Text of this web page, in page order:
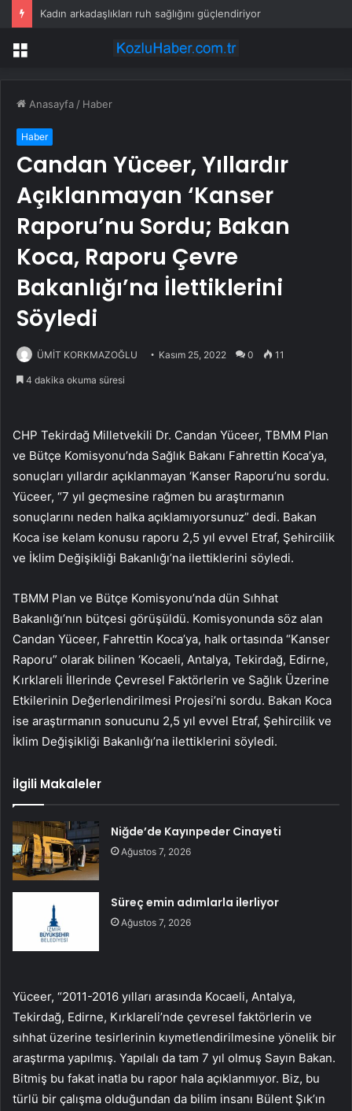
Kadın arkadaşlıkları ruh sağlığını güçlendiriyor
Menü
Anasayfa / Haber
Haber
Candan Yüceer, Yıllardır
Açıklanmayan ‘Kanser
Raporu’nu Sordu; Bakan
Koca, Raporu Çevre
Bakanlığı’na İlettiklerini
Söyledi
ÜMİT KORKMAZOĞLU Kasım 25, 2022 0 11
4 dakika okuma süresi
CHP Tekirdağ Milletvekili Dr. Candan Yüceer, TBMM Plan
ve Bütçe Komisyonu’nda Sağlık Bakanı Fahrettin Koca’ya,
sonuçları yıllardır açıklanmayan ‘Kanser Raporu’nu sordu.
Yüceer, “7 yıl geçmesine rağmen bu araştırmanın
sonuçlarını neden halka açıklamıyorsunuz” dedi. Bakan
Koca ise kelam konusu raporu 2,5 yıl evvel Etraf, Şehircilik
ve İklim Değişikliği Bakanlığı’na ilettiklerini söyledi.
TBMM Plan ve Bütçe Komisyonu’nda dün Sıhhat
Bakanlığı’nın bütçesi görüşüldü. Komisyonunda söz alan
Candan Yüceer, Fahrettin Koca’ya, halk ortasında “Kanser
Raporu” olarak bilinen ‘Kocaeli, Antalya, Tekirdağ, Edirne,
Kırklareli İllerinde Çevresel Faktörlerin ve Sağlık Üzerine
Etkilerinin Değerlendirilmesi Projesi’ni sordu. Bakan Koca
ise araştırmanın sonucunu 2,5 yıl evvel Etraf, Şehircilik ve
İklim Değişikliği Bakanlığı’na ilettiklerini söyledi.
İlgili Makaleler
Niğde’de Kayınpeder Cinayeti
Ağustos 7, 2026
Süreç emin adımlarla ilerliyor
Ağustos 7, 2026
Yüceer, “2011-2016 yılları arasında Kocaeli, Antalya,
Tekirdağ, Edirne, Kırklareli’nde çevresel faktörlerin ve
sıhhat üzerine tesirlerinin kıymetlendirilmesine yönelik bir
araştırma yapılmış. Yapılalı da tam 7 yıl olmuş Sayın Bakan.
Bitmiş bu fakat inatla bu rapor hala açıklanmıyor. Biz, bu
türlü bir çalışma olduğundan da bilim insanı Bülent Şık’ın